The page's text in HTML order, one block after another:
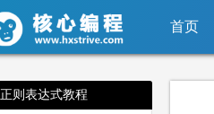
首页
正则表达式教程